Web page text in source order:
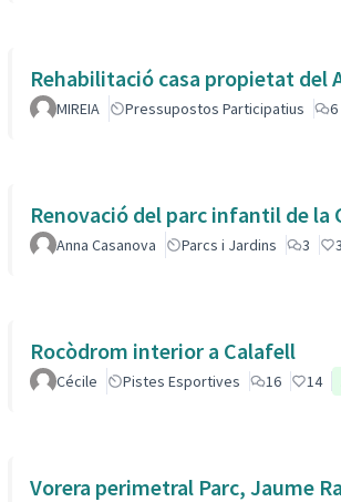
Rehabilitació casa propietat
MIREIA Pressupostos Participatius 6
Renovació del parc infantil de la
Anna Casanova Parcs i Jardins 3 3
Rocòdrom interior a Calafell
Cécile Pistes Esportives 16 14
Vorera perimetral Parc, Jaume